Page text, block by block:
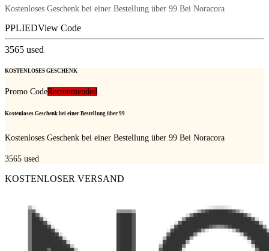
Kostenloses Geschenk bei einer Bestellung über 99 Bei Noracora
PPLIEDView Code
3565 used
KOSTENLOSES GESCHENK
Promo CodeRecommended
Kostenloses Geschenk bei einer Bestellung über 99
Kostenloses Geschenk bei einer Bestellung über 99 Bei Noracora
3565 used
KOSTENLOSER VERSAND